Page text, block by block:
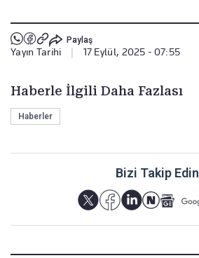
Paylaş
Yayın Tarihi 17 Eylül, 2025 - 07:55
Haberle İlgili Daha Fazlası
Haberler
Bizi Takip Edin